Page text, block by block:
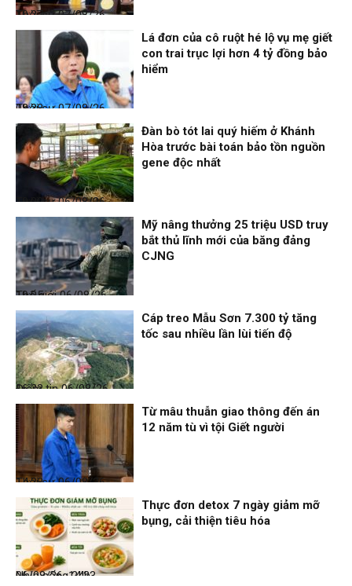
Thời sự
07/08/26, 10:27
Thời sự
07/08/26, 08:38
Lá đơn của cô ruột hé lộ vụ mẹ giết
con trai trục lợi hơn 4 tỷ đồng bảo
hiểm
Thời sự
06/08/26, 19:09
Đàn bò tót lai quý hiếm ở Khánh
Hòa trước bài toán bảo tồn nguồn
gene độc nhất
Thế giới
06/08/26, 19:05
Mỹ nâng thưởng 25 triệu USD truy
bắt thủ lĩnh mới của băng đảng
CJNG
Điểm tin
06/08/26, 16:23
Cáp treo Mẫu Sơn 7.300 tỷ tăng
tốc sau nhiều lần lùi tiến độ
Thời sự
06/08/26, 14:28
Từ mâu thuẫn giao thông đến án
12 năm tù vì tội Giết người
Nhịp sống 24h
06/08/26, 14:23
Thực đơn detox 7 ngày giảm mỡ
bụng, cải thiện tiêu hóa